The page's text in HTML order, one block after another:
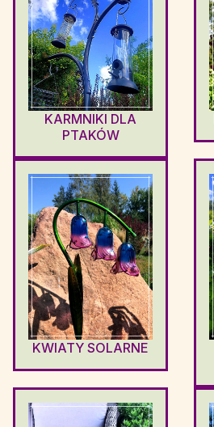
KARMNIKI DLA
PTAKÓW
KWIATY SOLARNE